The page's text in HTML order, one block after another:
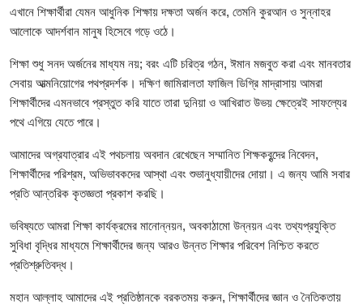
এখানে শিক্ষার্থীরা যেমন আধুনিক শিক্ষায় দক্ষতা অর্জন করে, তেমনি কুরআন ও সুন্নাহর
আলোকে আদর্শবান মানুষ হিসেবে গড়ে ওঠে।
শিক্ষা শুধু সনদ অর্জনের মাধ্যম নয়; বরং এটি চরিত্র গঠন, ঈমান মজবুত করা এবং মানবতার
সেবায় আত্মনিয়োগের পথপ্রদর্শক। দক্ষিণ জামিরালতা ফাজিল ডিগ্রি মাদ্রাসায় আমরা
শিক্ষার্থীদের এমনভাবে প্রস্তুত করি যাতে তারা দুনিয়া ও আখিরাত উভয় ক্ষেত্রেই সাফল্যের
পথে এগিয়ে যেতে পারে।
আমাদের অগ্রযাত্রার এই পথচলায় অবদান রেখেছেন সম্মানিত শিক্ষকবৃন্দের নিবেদন,
শিক্ষার্থীদের পরিশ্রম, অভিভাবকদের আস্থা এবং শুভানুধ্যায়ীদের দোয়া। এ জন্য আমি সবার
প্রতি আন্তরিক কৃতজ্ঞতা প্রকাশ করছি।
ভবিষ্যতে আমরা শিক্ষা কার্যক্রমের মানোন্নয়ন, অবকাঠামো উন্নয়ন এবং তথ্যপ্রযুক্তি
সুবিধা বৃদ্ধির মাধ্যমে শিক্ষার্থীদের জন্য আরও উন্নত শিক্ষার পরিবেশ নিশ্চিত করতে
প্রতিশ্রুতিবদ্ধ।
মহান আল্লাহ আমাদের এই প্রতিষ্ঠানকে বরকতময় করুন, শিক্ষার্থীদের জ্ঞান ও নৈতিকতায়